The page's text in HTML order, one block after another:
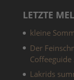
LETZTE
kleine
Der
Coffeeguide
Lakrids